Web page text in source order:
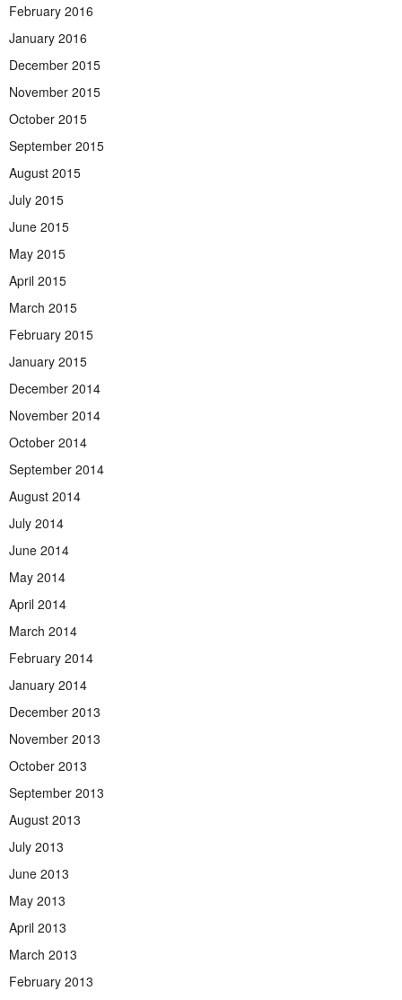
February 2016
January 2016
December 2015
November 2015
October 2015
September 2015
August 2015
July 2015
June 2015
May 2015
April 2015
March 2015
February 2015
January 2015
December 2014
November 2014
October 2014
September 2014
August 2014
July 2014
June 2014
May 2014
April 2014
March 2014
February 2014
January 2014
December 2013
November 2013
October 2013
September 2013
August 2013
July 2013
June 2013
May 2013
April 2013
March 2013
February 2013